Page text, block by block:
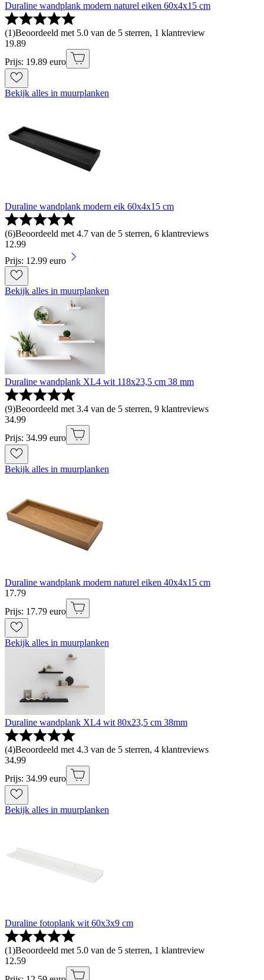
Duraline wandplank modern naturel eiken 60x4x15 cm
(1)Beoordeeld met 5.0 van de 5 sterren, 1 klantreview
19.89
Prijs: 19.89 euro
Bekijk alles in muurplanken
Duraline wandplank modern eik 60x4x15 cm
(6)Beoordeeld met 4.7 van de 5 sterren, 6 klantreviews
12.99
Prijs: 12.99 euro
Bekijk alles in muurplanken
Duraline wandplank XL4 wit 118x23,5 cm 38 mm
(9)Beoordeeld met 3.4 van de 5 sterren, 9 klantreviews
34.99
Prijs: 34.99 euro
Bekijk alles in muurplanken
Duraline wandplank modern naturel eiken 40x4x15 cm
17.79
Prijs: 17.79 euro
Bekijk alles in muurplanken
Duraline wandplank XL4 wit 80x23,5 cm 38mm
(4)Beoordeeld met 4.3 van de 5 sterren, 4 klantreviews
34.99
Prijs: 34.99 euro
Bekijk alles in muurplanken
Duraline fotoplank wit 60x3x9 cm
(1)Beoordeeld met 5.0 van de 5 sterren, 1 klantreview
12.59